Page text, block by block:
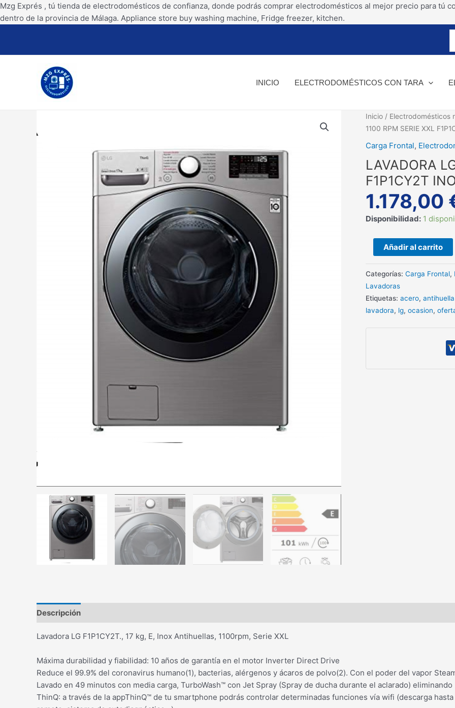
Mzg Exprés , tú tienda de electrodomésticos de confianza, donde podrás comprar electrodomésticos al mejor precio para tú
dentro de la provincia de Málaga. Appliance store buy washing machine, Fridge freezer, kitchen.
Ir
INICIO ELECTRODOMÉSTICOS CON TARA
Inicio / Electrodomésticos
1100 RPM SERIE XXL
Carga Frontal,
LAVADORA
F1P1CY2T
1.178,00
Disponibilidad: 1
LAVADORA
LG
KGS
1100
RPM
XXL
F1P1CY2T
INOX.
cantidad
Añadir al carrito
Categorías: Carga Frontal,
Lavadoras
Etiquetas: acero,
lavadora, lg, ocasion,
Descripción
Lavadora LG F1P1CY2T., 17 kg, E, Inox Antihuellas, 1100rpm, Serie XXL
Máxima durabilidad y fiabilidad: 10 años de garantía en el motor Inverter Direct Drive
Reduce el 99.9% del coronavirus humano(1), bacterias, alérgenos y ácaros de polvo(2). Con el poder del vapor
Lavado en 49 minutos con media carga, TurboWash™ con Jet Spray (Spray de ducha durante el aclarado)
ThinQ: a través de la appThinQ™ de tu smartphone podrás controlar determinadas funciones vía wifi (descarga